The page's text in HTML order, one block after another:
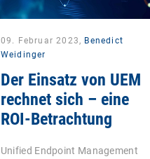
09. Februar 2023, Benedict
Weidinger
Der Einsatz von UEM
rechnet sich – eine
ROI-Betrachtung
Unified Endpoint Management